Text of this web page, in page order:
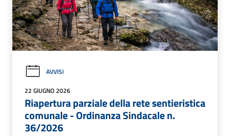
AVVISI
22 GIUGNO 2026
Riapertura parziale della rete sentieristica
comunale - Ordinanza Sindacale n.
36/2026